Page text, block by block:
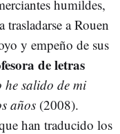
humildes,
a Rouen
y empeño de sus
de letras
he salido de mi
años (2008).
han traducido los